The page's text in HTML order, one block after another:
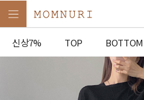
신상7% TOP BOTTOM